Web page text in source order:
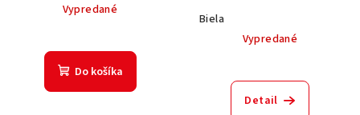
Vypredané
Do košíka
Biela
Vypredané
Detail